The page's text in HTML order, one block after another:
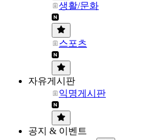
생활/문화
스포츠
자유게시판
익명게시판
공지 & 이벤트